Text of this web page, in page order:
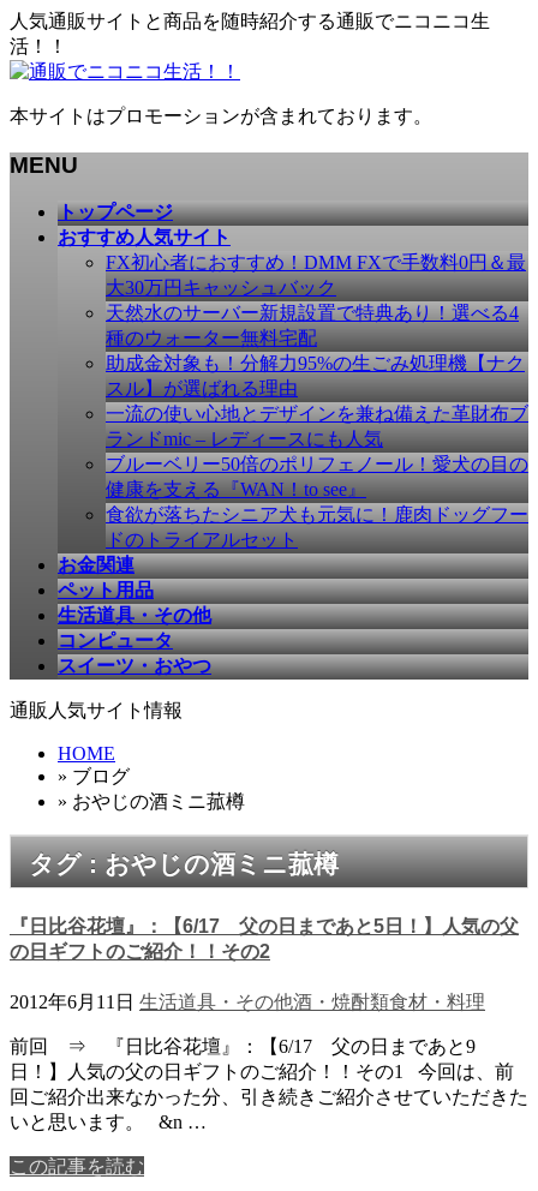
人気通販サイトと商品を随時紹介する通販でニコニコ生
活！！
本サイトはプロモーションが含まれております。
MENU
トップページ
おすすめ人気サイト
FX初心者におすすめ！DMM FXで手数料0円＆最
大30万円キャッシュバック
天然水のサーバー新規設置で特典あり！選べる4
種のウォーター無料宅配
助成金対象も！分解力95%の生ごみ処理機【ナク
スル】が選ばれる理由
一流の使い心地とデザインを兼ね備えた革財布ブ
ランドmic – レディースにも人気
ブルーベリー50倍のポリフェノール！愛犬の目の
健康を支える『WAN！to see』
食欲が落ちたシニア犬も元気に！鹿肉ドッグフー
ドのトライアルセット
お金関連
ペット用品
生活道具・その他
コンピュータ
スイーツ・おやつ
通販人気サイト情報
HOME
» ブログ
» おやじの酒ミニ菰樽
タグ : おやじの酒ミニ菰樽
『日比谷花壇』：【6/17 父の日まであと5日！】人気の父
の日ギフトのご紹介！！その2
2012年6月11日 生活道具・その他酒・焼酎類食材・料理
前回 ⇒ 『日比谷花壇』：【6/17 父の日まであと9
日！】人気の父の日ギフトのご紹介！！その1 今回は、前
回ご紹介出来なかった分、引き続きご紹介させていただきた
いと思います。 &n …
この記事を読む